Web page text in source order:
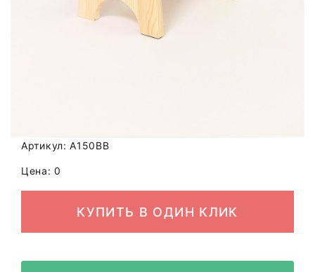
Артикул: A150BB
Цена: 0
КУПИТЬ В ОДИН КЛИК